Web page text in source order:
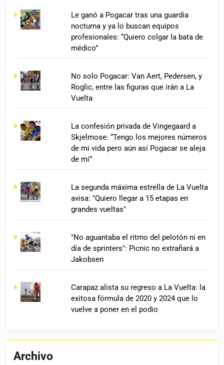
Le ganó a Pogacar tras una guardia
nocturna y ya lo buscan equipos
profesionales: “Quiero colgar la bata de
médico”
No solo Pogacar: Van Aert, Pedersen, y
Roglic, entre las figuras que irán a La
Vuelta
La confesión privada de Vingegaard a
Skjelmose: “Tengo los mejores números
de mi vida pero aún así Pogacar se aleja
de mí”
La segunda máxima estrella de La Vuelta
avisa: "Quiero llegar a 15 etapas en
grandes vueltas"
"No aguantaba el ritmo del pelotón ni en
día de sprinters": Picnic no extrañará a
Jakobsen
Carapaz alista su regreso a La Vuelta: la
exitosa fórmula de 2020 y 2024 que lo
vuelve a poner en el podio
Archivo